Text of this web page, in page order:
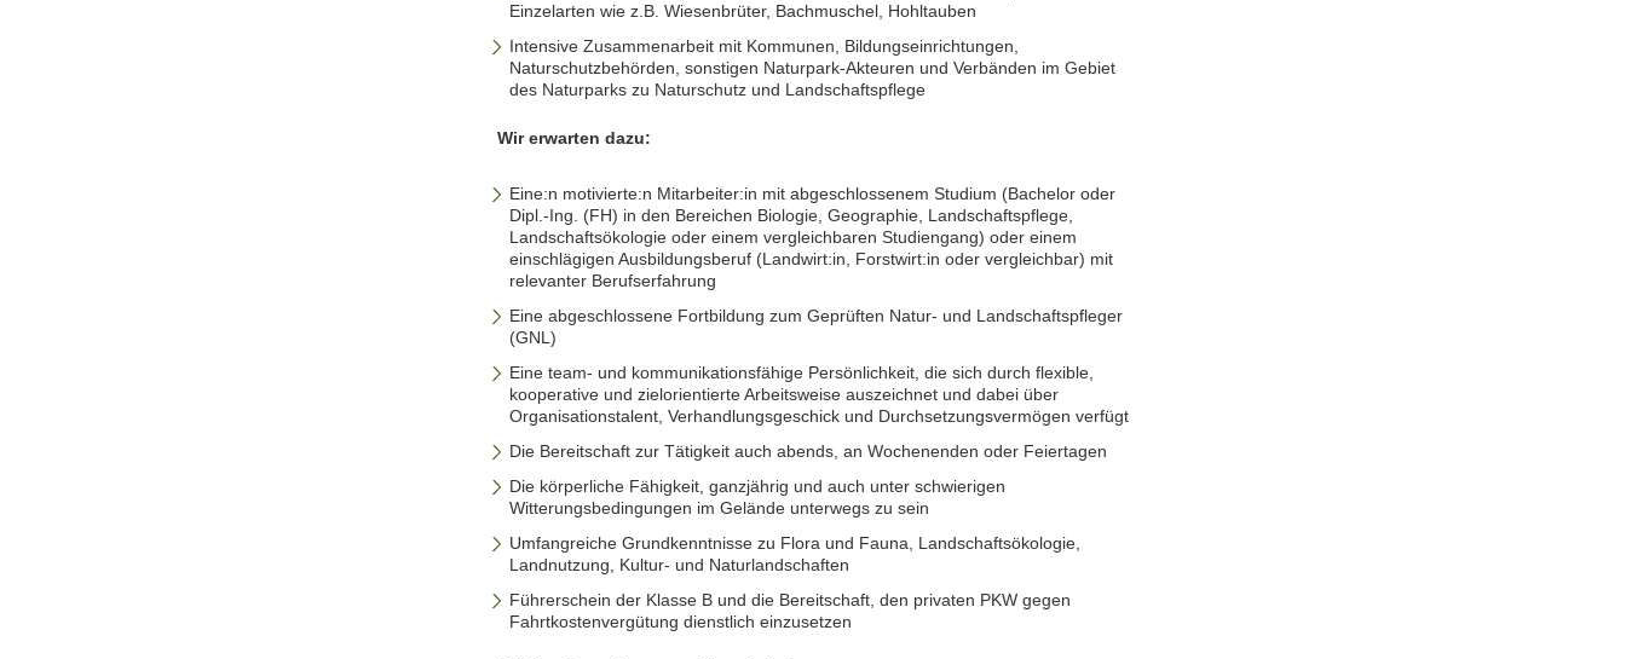
Einzelarten wie z.B. Wiesenbrüter, Bachmuschel, Hohltauben
Intensive Zusammenarbeit mit Kommunen, Bildungseinrichtungen,
Naturschutzbehörden, sonstigen Naturpark-Akteuren und Verbänden im Gebiet
des Naturparks zu Naturschutz und Landschaftspflege
Wir erwarten dazu:
Eine:n motivierte:n Mitarbeiter:in mit abgeschlossenem Studium (Bachelor oder
Dipl.-Ing. (FH) in den Bereichen Biologie, Geographie, Landschaftspflege,
Landschaftsökologie oder einem vergleichbaren Studiengang) oder einem
einschlägigen Ausbildungsberuf (Landwirt:in, Forstwirt:in oder vergleichbar) mit
relevanter Berufserfahrung
Eine abgeschlossene Fortbildung zum Geprüften Natur- und Landschaftspfleger
(GNL)
Eine team- und kommunikationsfähige Persönlichkeit, die sich durch flexible,
kooperative und zielorientierte Arbeitsweise auszeichnet und dabei über
Organisationstalent, Verhandlungsgeschick und Durchsetzungsvermögen verfügt
Die Bereitschaft zur Tätigkeit auch abends, an Wochenenden oder Feiertagen
Die körperliche Fähigkeit, ganzjährig und auch unter schwierigen
Witterungsbedingungen im Gelände unterwegs zu sein
Umfangreiche Grundkenntnisse zu Flora und Fauna, Landschaftsökologie,
Landnutzung, Kultur- und Naturlandschaften
Führerschein der Klasse B und die Bereitschaft, den privaten PKW gegen
Fahrtkostenvergütung dienstlich einzusetzen